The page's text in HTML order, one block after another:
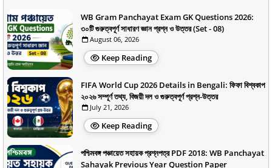
WB Gram Panchayat Exam GK Questions 2026:
৩০টি গুরুত্বপূর্ণ সাধারণ জ্ঞান প্রশ্ন ও উত্তর (Set - 08)
August 06, 2026
Keep Reading
FIFA World Cup 2026 Details in Bengali: ফিফা বিশ্বকাপ
২০২৬ সম্পূর্ণ তথ্য, বিজয়ী দল ও গুরুত্বপূর্ণ প্রশ্ন-উত্তর
July 21, 2026
Keep Reading
পশ্চিমবঙ্গ পঞ্চায়েত সহায়ক প্রশ্নপত্র PDF 2018: WB Panchayat
Sahayak Previous Year Question Paper